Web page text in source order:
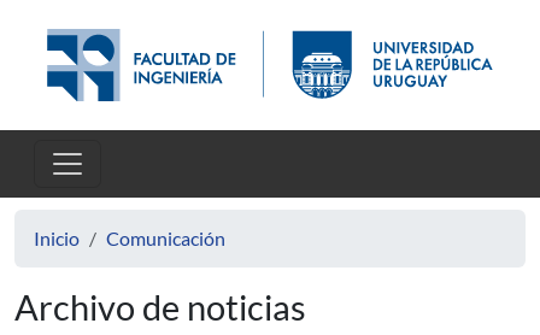
Inicio Comunicación
Archivo de noticias